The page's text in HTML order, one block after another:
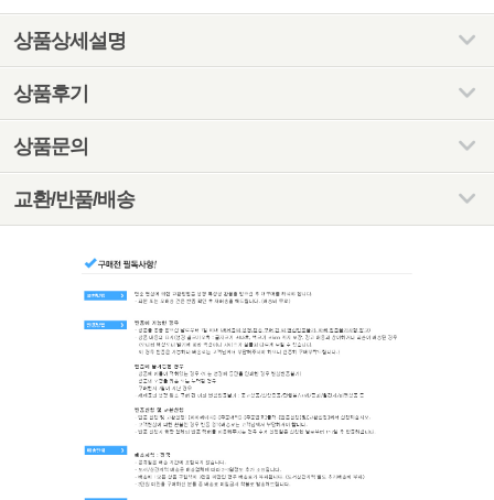
상품상세설명
상품후기
상품문의
교환/반품/배송